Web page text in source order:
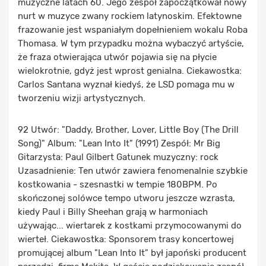
muzyczne latach 60. Jego zespół zapoczątkował nowy
nurt w muzyce zwany rockiem latynoskim. Efektowne
frazowanie jest wspaniałym dopełnieniem wokalu Roba
Thomasa. W tym przypadku można wybaczyć artyście,
że fraza otwierająca utwór pojawia się na płycie
wielokrotnie, gdyż jest wprost genialna. Ciekawostka:
Carlos Santana wyznał kiedyś, że LSD pomaga mu w
tworzeniu wizji artystycznych.
92 Utwór: "Daddy, Brother, Lover, Little Boy (The Drill
Song)" Album: "Lean Into It" (1991) Zespół: Mr Big
Gitarzysta: Paul Gilbert Gatunek muzyczny: rock
Uzasadnienie: Ten utwór zawiera fenomenalnie szybkie
kostkowania - szesnastki w tempie 180BPM. Po
skończonej solówce tempo utworu jeszcze wzrasta,
kiedy Paul i Billy Sheehan grają w harmoniach
używając... wiertarek z kostkami przymocowanymi do
wierteł. Ciekawostka: Sponsorem trasy koncertowej
promującej album "Lean Into It" był japoński producent